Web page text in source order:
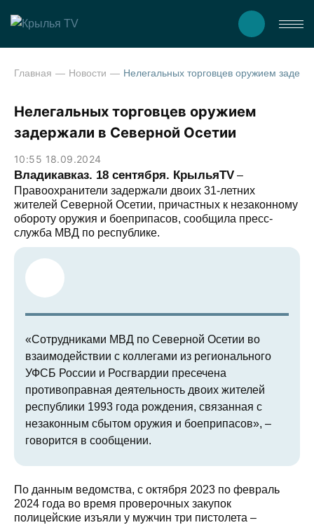
Главная Новости
Нелегальных торговцев оружием
задержали в Северной Осетии
10:55 18.09.2024
Владикавказ. 18 сентября. КрыльяTV –
Правоохранители задержали двоих 31-летних
жителей Северной Осетии, причастных к незаконному
обороту оружия и боеприпасов, сообщила пресс-
служба МВД по республике.
«Сотрудниками МВД по Северной Осетии во
взаимодействии с коллегами из регионального
УФСБ России и Росгвардии пресечена
противоправная деятельность двоих жителей
республики 1993 года рождения, связанная с
незаконным сбытом оружия и боеприпасов», –
говорится в сообщении.
По данным ведомства, с октября 2023 по февраль
2024 года во время проверочных закупок
полицейские изъяли у мужчин три пистолета –